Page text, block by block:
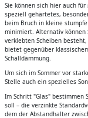
Sie können sich hier auch für
speziell gehärtetes,
beim Bruch in kleine
minimiert. Alternativ können
verklebten Scheiben
bietet gegenüber
Schalldämmung.
Um sich im Sommer vor
Stelle auch ein spezielles
Im Schritt "Glas" bestimmen
soll – die verzinkte
dem der Abstandhalter